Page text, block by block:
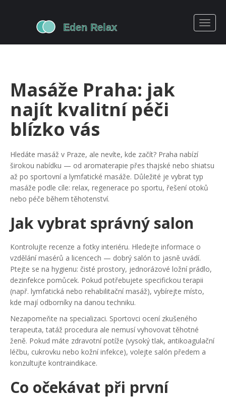
Masáže Praha: jak
najít kvalitní péči
blízko vás
Hledáte masáž v Praze, ale nevíte, kde začít? Praha nabízí
širokou nabídku — od aromaterapie přes thajské nebo shiatsu
až po sportovní a lymfatické masáže. Důležité je vybrat typ
masáže podle cíle: relax, regenerace po sportu, řešení otoků
nebo péče během těhotenství.
Jak vybrat správný salon
Kontrolujte recenze a fotky interiéru. Hledejte informace o
vzdělání masérů a licencech — dobrý salón to jasně uvádí.
Ptejte se na hygienu: čisté prostory, jednorázové ložní prádlo,
dezinfekce pomůcek. Pokud potřebujete specifickou terapii
(např. lymfatická nebo rehabilitační masáž), vybírejte místo,
kde mají odborníky na danou techniku.
Nezapomeňte na specializaci. Sportovci ocení zkušeného
terapeuta, tatáž procedura ale nemusí vyhovovat těhotné
ženě. Pokud máte zdravotní potíže (vysoký tlak, antikoagulační
léčbu, cukrovku nebo kožní infekce), volejte salón předem a
konzultujte kontraindikace.
Co očekávat při první